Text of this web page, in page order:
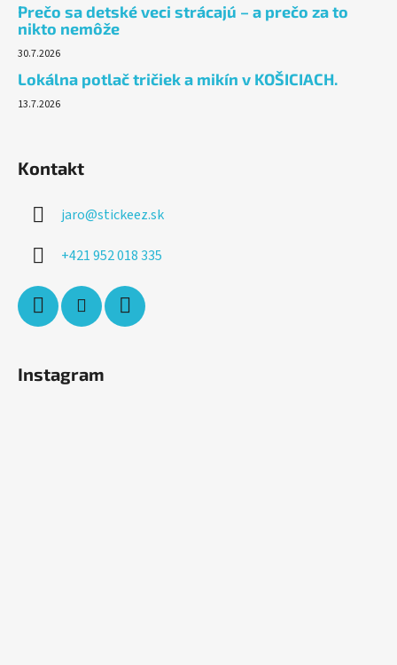
Prečo sa detské veci strácajú – a prečo za to
nikto nemôže
30.7.2026
Lokálna potlač tričiek a mikín v KOŠICIACH.
13.7.2026
Kontakt
jaro@stickeez.sk
+421 952 018 335
Instagram